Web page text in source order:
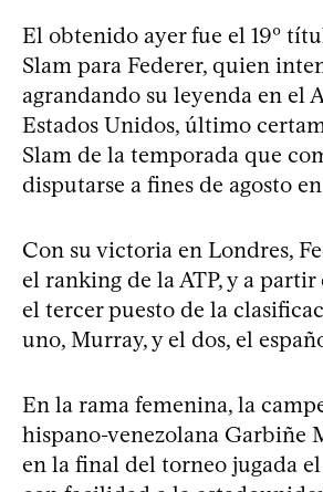
El obtenido ayer fue el 19º
Slam para Federer, quien
agrandando su leyenda en el
Estados Unidos, último
Slam de la temporada que
disputarse a fines de agosto
Con su victoria en Londres,
el ranking de la ATP, y a
el tercer puesto de la
uno, Murray, y el dos, el
En la rama femenina, la
hispano-venezolana Garbiñe
en la final del torneo jugada